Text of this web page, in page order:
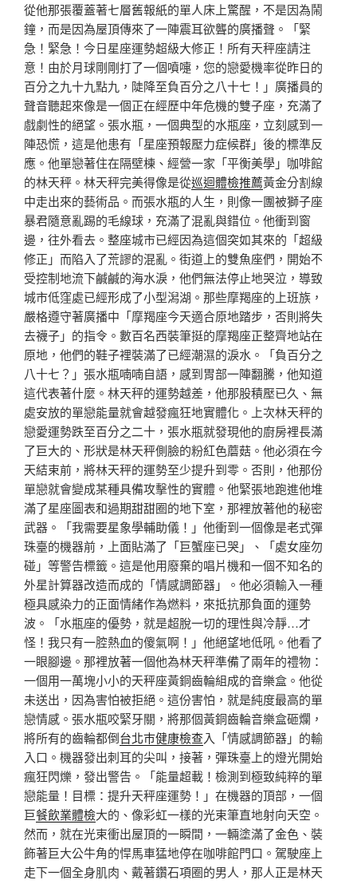
從他那張覆蓋著七層舊報紙的單人床上驚醒，不是因為鬧
鐘，而是因為屋頂傳來了一陣震耳欲聾的廣播聲。「緊
急！緊急！今日星座運勢超級大修正！所有天秤座請注
意！由於月球剛剛打了一個噴嚏，您的戀愛機率從昨日的
百分之九十九點九，陡降至負百分之八十七！」廣播員的
聲音聽起來像是一個正在經歷中年危機的雙子座，充滿了
戲劇性的絕望。張水瓶，一個典型的水瓶座，立刻感到一
陣恐慌，這是他患有「星座預報壓力症候群」後的標準反
應。他單戀著住在隔壁棟、經營一家「平衡美學」咖啡館
的林天秤。林天秤完美得像是從巡迴體檢推薦黃金分割線
中走出來的藝術品。而張水瓶的人生，則像一團被獅子座
暴君隨意亂踢的毛線球，充滿了混亂與錯位。他衝到窗
邊，往外看去。整座城市已經因為這個突如其來的「超級
修正」而陷入了荒謬的混亂。街道上的雙魚座們，開始不
受控制地流下鹹鹹的海水淚，他們無法停止地哭泣，導致
城市低窪處已經形成了小型潟湖。那些摩羯座的上班族，
嚴格遵守著廣播中「摩羯座今天適合原地踏步，否則將失
去襪子」的指令。數百名西裝筆挺的摩羯座正整齊地站在
原地，他們的鞋子裡裝滿了已經潮濕的淚水。「負百分之
八十七？」張水瓶喃喃自語，感到胃部一陣翻騰，他知道
這代表著什麼。林天秤的運勢越差，他那股積壓已久、無
處安放的單戀能量就會越發瘋狂地實體化。上次林天秤的
戀愛運勢跌至百分之二十，張水瓶就發現他的廚房裡長滿
了巨大的、形狀是林天秤側臉的粉紅色蘑菇。他必須在今
天結束前，將林天秤的運勢至少提升到零。否則，他那份
單戀就會變成某種具備攻擊性的實體。他緊張地跑進他堆
滿了星座圖表和過期甜甜圈的地下室，那裡放著他的秘密
武器。「我需要星象學輔助儀！」他衝到一個像是老式彈
珠臺的機器前，上面貼滿了「巨蟹座已哭」、「處女座勿
碰」等警告標籤。這是他用廢棄的唱片機和一個不知名的
外星計算器改造而成的「情感調節器」。他必須輸入一種
極具感染力的正面情緒作為燃料，來抵抗那負面的運勢
波。「水瓶座的優勢，就是超脫一切的理性與冷靜…才
怪！我只有一腔熱血的傻氣啊！」他絕望地低吼。他看了
一眼腳邊。那裡放著一個他為林天秤準備了兩年的禮物：
一個用一萬塊小小的天秤座黃銅齒輪組成的音樂盒。他從
未送出，因為害怕被拒絕。這份害怕，就是純度最高的單
戀情感。張水瓶咬緊牙關，將那個黃銅齒輪音樂盒砸爛，
將所有的齒輪都倒台北巿健康檢查入「情感調節器」的輸
入口。機器發出刺耳的尖叫，接著，彈珠臺上的燈光開始
瘋狂閃爍，發出警告。「能量超載！檢測到極致純粹的單
戀能量！目標：提升天秤座運勢！」在機器的頂部，一個
巨餐飲業體檢大的、像彩虹一樣的光束筆直地射向天空。
然而，就在光束衝出屋頂的一瞬間，一輛塗滿了金色、裝
飾著巨大公牛角的悍馬車猛地停在咖啡館門口。駕駛座上
走下一個全身肌肉、戴著鑽石項圈的男人，那人正是林天